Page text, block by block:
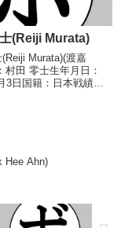
(Reiji Murata)
Murata)(渡嘉
村田 零士生年月日：
3日国籍：日本戦績：
Hee Ahn)